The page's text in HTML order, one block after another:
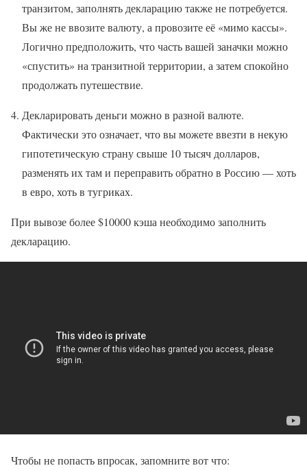
транзитом, заполнять декларацию также не потребуется.
Вы же не ввозите валюту, а провозите её «мимо кассы».
Логично предположить, что часть вашей заначки можно
«спустить» на транзитной территории, а затем спокойно
продолжать путешествие.
Декларировать деньги можно в разной валюте.
Фактически это означает, что вы можете ввезти в некую
гипотетическую страну свыше 10 тысяч долларов,
разменять их там и переправить обратно в Россию — хоть
в евро, хоть в тугриках.
При вывозе более $10000 кэша необходимо заполнить
декларацию.
Чтобы не попасть впросак, запомните вот что: